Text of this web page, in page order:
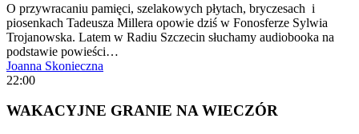
O przywracaniu pamięci, szelakowych płytach, bryczesach i
piosenkach Tadeusza Millera opowie dziś w Fonosferze Sylwia
Trojanowska. Latem w Radiu Szczecin słuchamy audiobooka na
podstawie powieści…
Joanna Skonieczna
22:00
WAKACYJNE GRANIE NA WIECZÓR